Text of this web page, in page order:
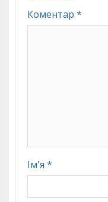
Коментар *
Ім'я *